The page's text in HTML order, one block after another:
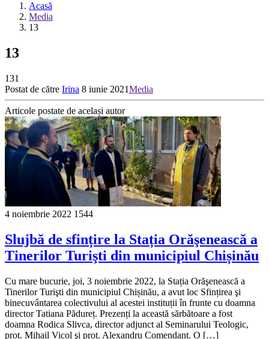
Acasă
Media
13
13
131
Postat de către Irina 8 iunie 2021Media
Articole postate de același autor
4 noiembrie 2022 1544
Slujbă de sfințire la Stația Orăşenească a
Tinerilor Turişti din municipiul Chișinău
Cu mare bucurie, joi, 3 noiembrie 2022, la Stația Orăşenească a
Tinerilor Turişti din municipiul Chișinău, a avut loc Sfințirea şi
binecuvântarea colectivului al acestei instituții în frunte cu doamna
director Tatiana Pădureț. Prezenți la această sărbătoare a fost
doamna Rodica Slivca, director adjunct al Seminarului Teologic,
prot. Mihail Vicol şi prot. Alexandru Comendant. O […]